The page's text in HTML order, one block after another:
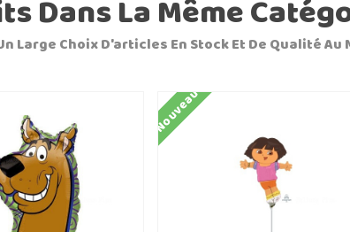
Dans La Même
Large Choix D'articles En Stock Et De Qualité
Nouveau